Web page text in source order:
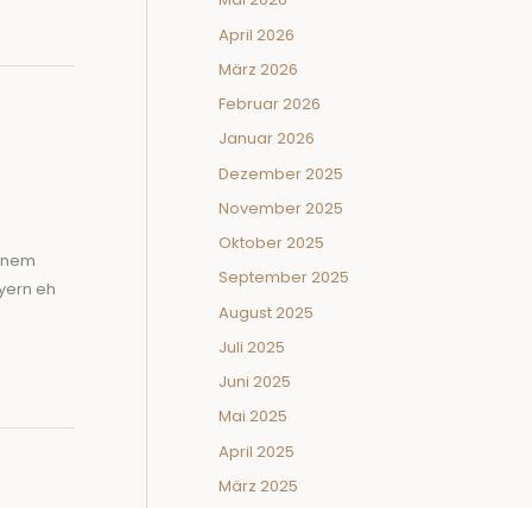
eh
April 2026
März 2026
Februar 2026
Januar 2026
Dezember 2025
November 2025
Oktober 2025
September 2025
August 2025
Juli 2025
Juni 2025
Mai 2025
April 2025
März 2025